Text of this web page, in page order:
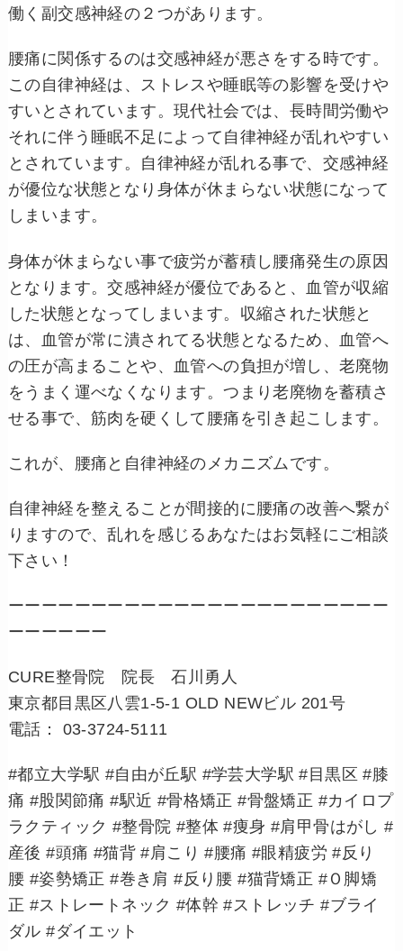
働く副交感神経の２つがあります。
腰痛に関係するのは交感神経が悪さをする時です。
この自律神経は、ストレスや睡眠等の影響を受けや
すいとされています。現代社会では、長時間労働や
それに伴う睡眠不足によって自律神経が乱れやすい
とされています。自律神経が乱れる事で、交感神経
が優位な状態となり身体が休まらない状態になって
しまいます。
身体が休まらない事で疲労が蓄積し腰痛発生の原因
となります。交感神経が優位であると、血管が収縮
した状態となってしまいます。収縮された状態と
は、血管が常に潰されてる状態となるため、血管へ
の圧が高まることや、血管への負担が増し、老廃物
をうまく運べなくなります。つまり老廃物を蓄積さ
せる事で、筋肉を硬くして腰痛を引き起こします。
これが、腰痛と自律神経のメカニズムです。
自律神経を整えることが間接的に腰痛の改善へ繋が
りますので、乱れを感じるあなたはお気軽にご相談
下さい！
ーーーーーーーーーーーーーーーーーーーーーーー
ーーーーーー
CURE整骨院 院長 石川勇人
東京都目黒区八雲1-5-1 OLD NEWビル 201号
電話： 03-3724-5111
#都立大学駅 #自由が丘駅 #学芸大学駅 #目黒区 #膝
痛 #股関節痛 #駅近 #骨格矯正 #骨盤矯正 #カイロプ
ラクティック #整骨院 #整体 #痩身 #肩甲骨はがし #
産後 #頭痛 #猫背 #肩こり #腰痛 #眼精疲労 #反り
腰 #姿勢矯正 #巻き肩 #反り腰 #猫背矯正 #Ｏ脚矯
正 #ストレートネック #体幹 #ストレッチ #ブライ
ダル #ダイエット